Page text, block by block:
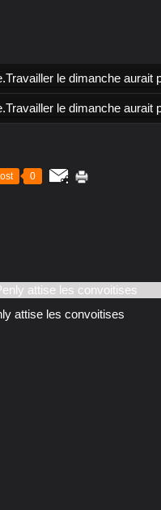
0
attise les convoitises